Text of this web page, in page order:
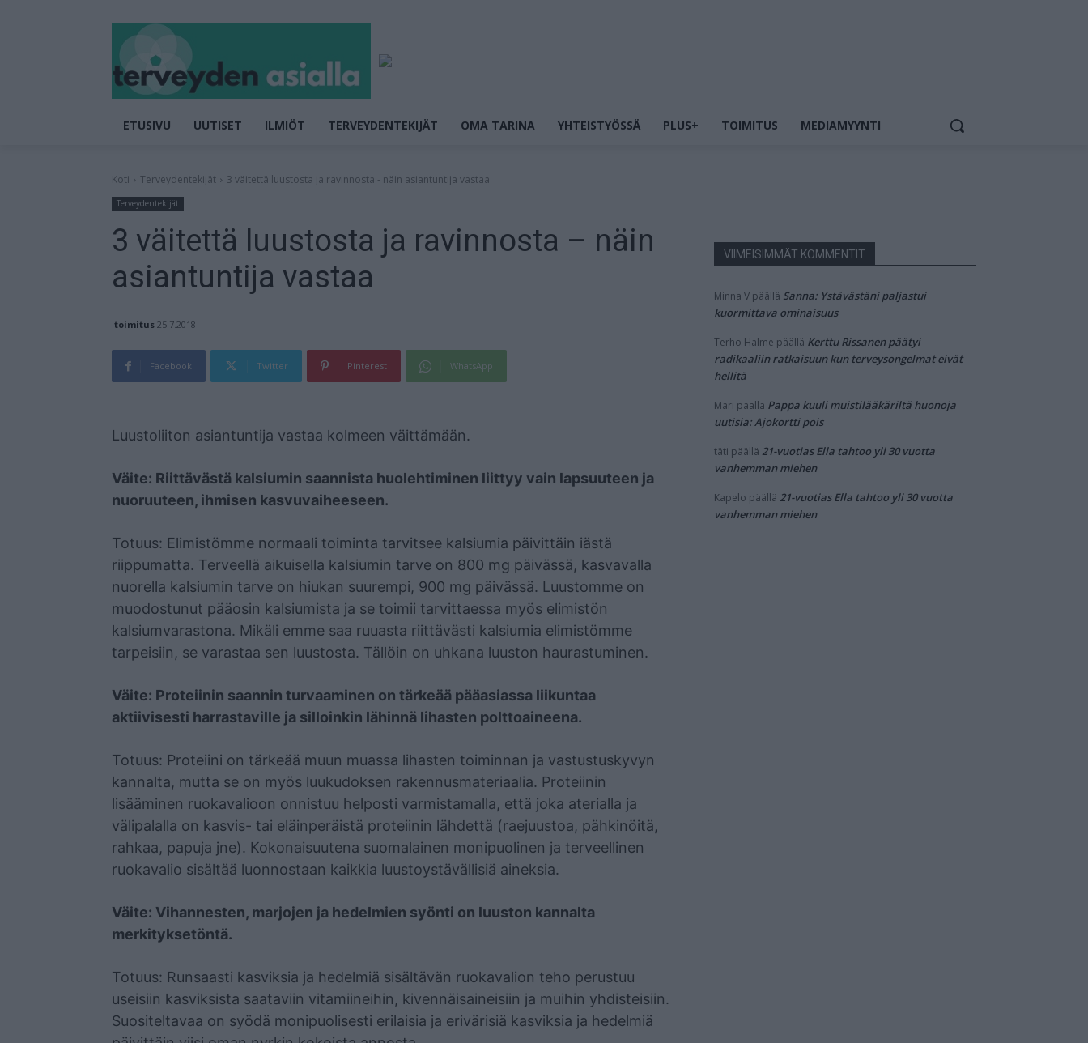
ETUSIVU UUTISET ILMIÖT TERVEYDENTEKIJÄT OMA TARINA YHTEISTYÖSSÄ PLUS+ TOIMITUS MEDIAMYYNTI
Koti Terveydentekijät 3 väitettä luustosta ja ravinnosta - näin asiantuntija vastaa
Terveydentekijät
3 väitettä luustosta ja ravinnosta – näin
asiantuntija vastaa
toimitus 25.7.2018
Facebook Twitter Pinterest WhatsApp
Luustoliiton asiantuntija vastaa kolmeen väittämään.
Väite: Riittävästä kalsiumin saannista huolehtiminen liittyy vain lapsuuteen ja
nuoruuteen, ihmisen kasvuvaiheeseen.
Totuus: Elimistömme normaali toiminta tarvitsee kalsiumia päivittäin iästä
riippumatta. Terveellä aikuisella kalsiumin tarve on 800 mg päivässä, kasvavalla
nuorella kalsiumin tarve on hiukan suurempi, 900 mg päivässä. Luustomme on
muodostunut pääosin kalsiumista ja se toimii tarvittaessa myös elimistön
kalsiumvarastona. Mikäli emme saa ruuasta riittävästi kalsiumia elimistömme
tarpeisiin, se varastaa sen luustosta. Tällöin on uhkana luuston haurastuminen.
Väite: Proteiinin saannin turvaaminen on tärkeää pääasiassa liikuntaa
aktiivisesti harrastaville ja silloinkin lähinnä lihasten polttoaineena.
Totuus: Proteiini on tärkeää muun muassa lihasten toiminnan ja vastustuskyvyn
kannalta, mutta se on myös luukudoksen rakennusmateriaalia. Proteiinin
lisääminen ruokavalioon onnistuu helposti varmistamalla, että joka aterialla ja
välipalalla on kasvis- tai eläinperäistä proteiinin lähdettä (raejuustoa, pähkinöitä,
rahkaa, papuja jne). Kokonaisuutena suomalainen monipuolinen ja terveellinen
ruokavalio sisältää luonnostaan kaikkia luustoystävällisiä aineksia.
Väite: Vihannesten, marjojen ja hedelmien syönti on luuston kannalta
merkityksetöntä.
Totuus: Runsaasti kasviksia ja hedelmiä sisältävän ruokavalion teho perustuu
useisiin kasviksista saataviin vitamiineihin, kivennäisaineisiin ja muihin yhdisteisiin.
Suositeltavaa on syödä monipuolisesti erilaisia ja erivärisiä kasviksia ja hedelmiä
VIIMEISIMMÄT KOMMENTIT
Minna V päällä Sanna: Ystävästäni paljastui
kuormittava ominaisuus
Terho Halme päällä Kerttu Rissanen päätyi
radikaaliin ratkaisuun kun terveysongelmat eivät
hellitä
Mari päällä Pappa kuuli muistilääkäriltä huonoja
uutisia: Ajokortti pois
täti päällä 21-vuotias Ella tahtoo yli 30 vuotta
vanhemman miehen
Kapelo päällä 21-vuotias Ella tahtoo yli 30 vuotta
vanhemman miehen